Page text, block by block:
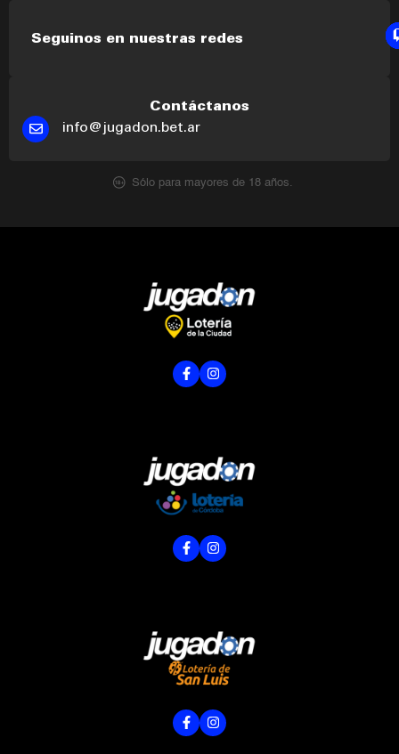
Seguinos en nuestras redes
Contáctanos
info@jugadon.bet.ar
Sólo para mayores de 18 años.